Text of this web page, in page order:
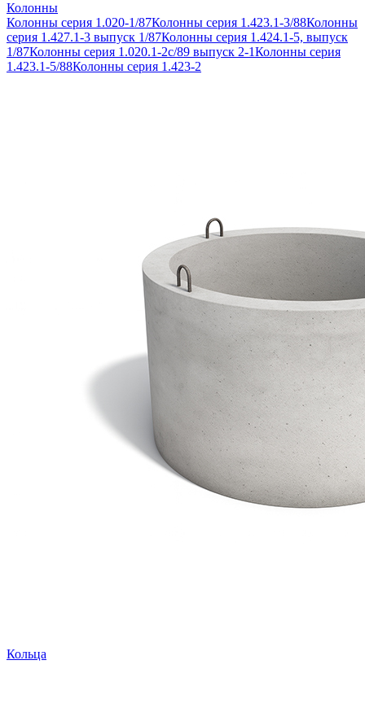
Колонны
Колонны серия 1.020-1/87Колонны серия 1.423.1-3/88Колонны
серия 1.427.1-3 выпуск 1/87Колонны серия 1.424.1-5, выпуск
1/87Колонны серия 1.020.1-2с/89 выпуск 2-1Колонны серия
1.423.1-5/88Колонны серия 1.423-2
Кольца